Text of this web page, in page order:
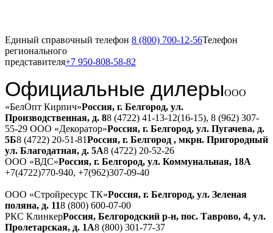
Единый справочный телефон 8 (800) 700-12-56Телефон
регионального
представителя+7 950-808-58-82
Официальные дилерыООО
«БелОпт Кирпич»Россия, г. Белгород, ул.
Производственная, д. 88 (4722) 41-13-12(16-15), 8 (962) 307-
55-29 ООО «Декоратор»Россия, г. Белгород, ул. Пугачева, д.
5Б8 (4722) 20-51-81Россия, г. Белгород , мкрн. Пригородный
ул. Благодатная, д. 5А8 (4722) 20-52-26
ООО «ВДС»Россия, г. Белгород, ул. Коммунальная, 18А
+7(4722)770-940, +7(962)307-09-40
ООО «Стройресурс ТК»Россия, г. Белгород, ул. Зеленая
поляна, д. 118 (800) 600-07-00
РКС КлинкерРоссия, Белгородский р-н, пос. Таврово, 4, ул.
Пролетарская, д. 1А8 (800) 301-77-37